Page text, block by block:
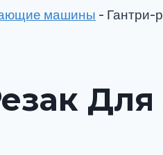
машины - Гантри-